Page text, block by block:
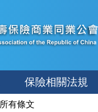
保險相關法規
所有條文